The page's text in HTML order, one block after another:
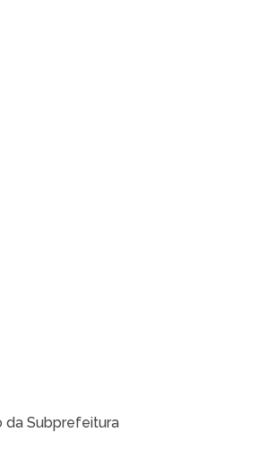
da Subprefeitura